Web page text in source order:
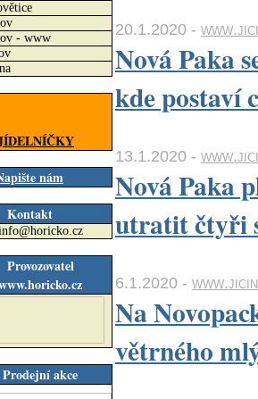
- www
nám
Kontakt
Provozovatel
Prodejní akce
20.1.2020 -
Nová Paka
kde postaví
13.1.2020 -
Nová Paka
utratit čtyři
6.1.2020 -
Na
větrného